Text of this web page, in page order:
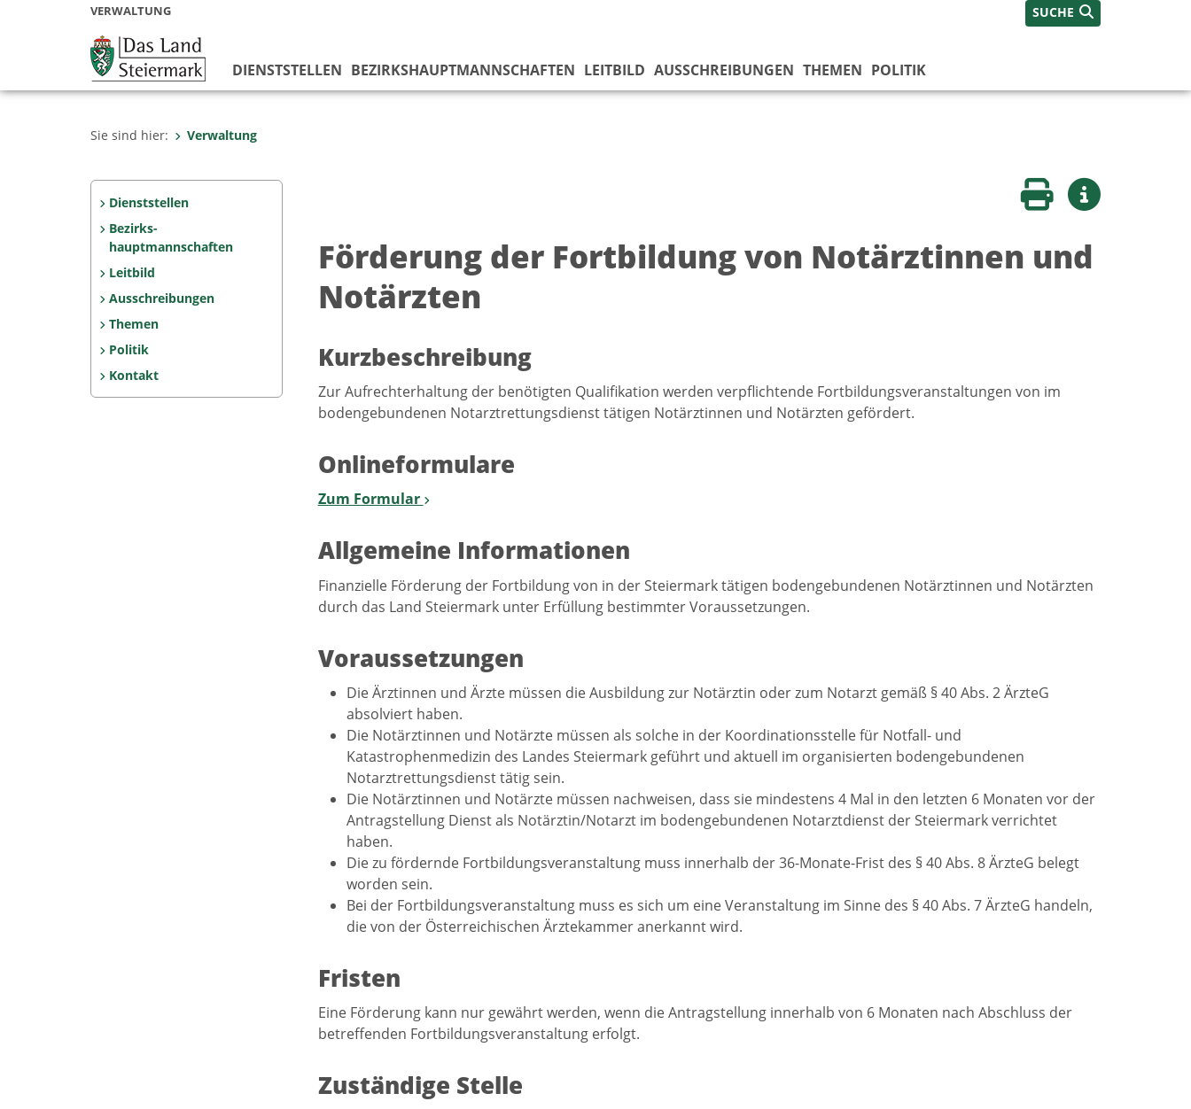
VERWALTUNG SUCHE
DIENSTSTELLEN BEZIRKS­HAUPTMANNSCHAFTEN LEITBILD AUSSCHREIBUNGEN THEMEN POLITIK
Sie sind hier: Verwaltung
Dienststellen
Bezirks­
hauptmannschaften
Leitbild
Ausschreibungen
Themen
Politik
Kontakt
Seite druckenWeitere Infos
Förderung der Fortbildung von Notärztinnen und
Notärzten
Kurzbeschreibung
Zur Aufrechterhaltung der benötigten Qualifikation werden verpflichtende Fortbildungsveranstaltungen von im
bodengebundenen Notarztrettungsdienst tätigen Notärztinnen und Notärzten gefördert.
Onlineformulare
Zum Formular
Allgemeine Informationen
Finanzielle Förderung der Fortbildung von in der Steiermark tätigen bodengebundenen Notärztinnen und Notärzten
durch das Land Steiermark unter Erfüllung bestimmter Voraussetzungen.
Voraussetzungen
Die Ärztinnen und Ärzte müssen die Ausbildung zur Notärztin oder zum Notarzt gemäß § 40 Abs. 2 ÄrzteG
absolviert haben.
Die Notärztinnen und Notärzte müssen als solche in der Koordinationsstelle für Notfall- und
Katastrophenmedizin des Landes Steiermark geführt und aktuell im organisierten bodengebundenen
Notarztrettungsdienst tätig sein.
Die Notärztinnen und Notärzte müssen nachweisen, dass sie mindestens 4 Mal in den letzten 6 Monaten vor der
Antragstellung Dienst als Notärztin/Notarzt im bodengebundenen Notarztdienst der Steiermark verrichtet
haben.
Die zu fördernde Fortbildungsveranstaltung muss innerhalb der 36-Monate-Frist des § 40 Abs. 8 ÄrzteG belegt
worden sein.
Bei der Fortbildungsveranstaltung muss es sich um eine Veranstaltung im Sinne des § 40 Abs. 7 ÄrzteG handeln,
die von der Österreichischen Ärztekammer anerkannt wird.
Fristen
Eine Förderung kann nur gewährt werden, wenn die Antragstellung innerhalb von 6 Monaten nach Abschluss der
betreffenden Fortbildungsveranstaltung erfolgt.
Zuständige Stelle